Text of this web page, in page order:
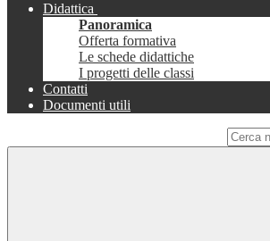
Didattica
Panoramica
Offerta formativa
Le schede didattiche
I progetti delle classi
Contatti
Documenti utili